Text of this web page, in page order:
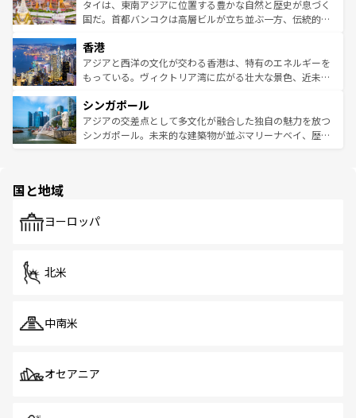
わってみてほしい。 なお、新着の韓国情報はコンテンツ一
覧を参照してほしい。
ーチミン市のフランス統治時代の建物も、独特の雰囲気を
醸し出している。また、バラエティの豊かさとおいしさで
とつ。フォーやバインミー、ベトナムコーヒーなどは、ぜ
ひ現地で味わいたい。どの地域を訪れてもあたたかい人々
が旅行者を迎えてくれるので、きっと忘れられない旅にな
参照してほしい。
タイは、東南アジアに位置する豊かな自然と歴史が息づく
国だ。首都バンコクは高層ビルが立ち並ぶ一方、伝統的な
の活気が交差している。北部ではチェンマイなどの山岳地
帯で自然と触れ合い、南部ではプーケットやクラビの美し
いビーチでリゾート気分を楽しむことができる。タイ料理
激する。気候は一年中温暖で、どの季節にも異なる楽しみ
が待っている。親しみやすいタイの人々、仏教を中心とし
た文化、そして多様な観光資源が、訪れる旅人を魅了し続
香港
アジアと西洋の文化が交わる香港は、特有のエネルギーを
もっている。ヴィクトリア湾に広がる壮大な景色、近未来
み、どこを訪れても感動するはず。観光スポットが密集し
ており、効率よく見どころを回れるのも魅力。息をのむよ
うな絶景から文化的な体験まで、香港を存分に楽しみ尽く
シンガポール
アジアの交差点として多文化が融合した独自の魅力を放つ
シンガポール。未来的な建築物が並ぶマリーナベイ、歴史
で、ホーカーズは地元の風情を楽しめる外せないスポット
国と地域
ヨーロッパ
北米
中南米
オセアニア